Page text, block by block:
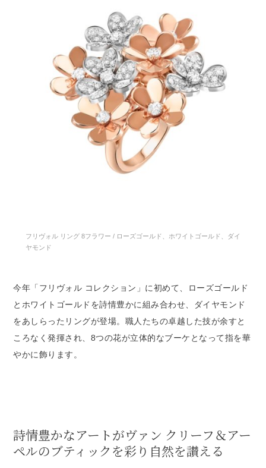
フリヴォル リング 8フラワー / ローズゴールド、ホワイトゴールド、ダイ
ヤモンド
今年「フリヴォル コレクション」に初めて、ローズゴールド
とホワイトゴールドを詩情豊かに組み合わせ、ダイヤモンド
をあしらったリングが登場。職人たちの卓越した技が余すと
ころなく発揮され、8つの花が立体的なブーケとなって指を華
やかに飾ります。
詩情豊かなアートがヴァン クリーフ＆アー
ペルのブティックを彩り自然を讃える